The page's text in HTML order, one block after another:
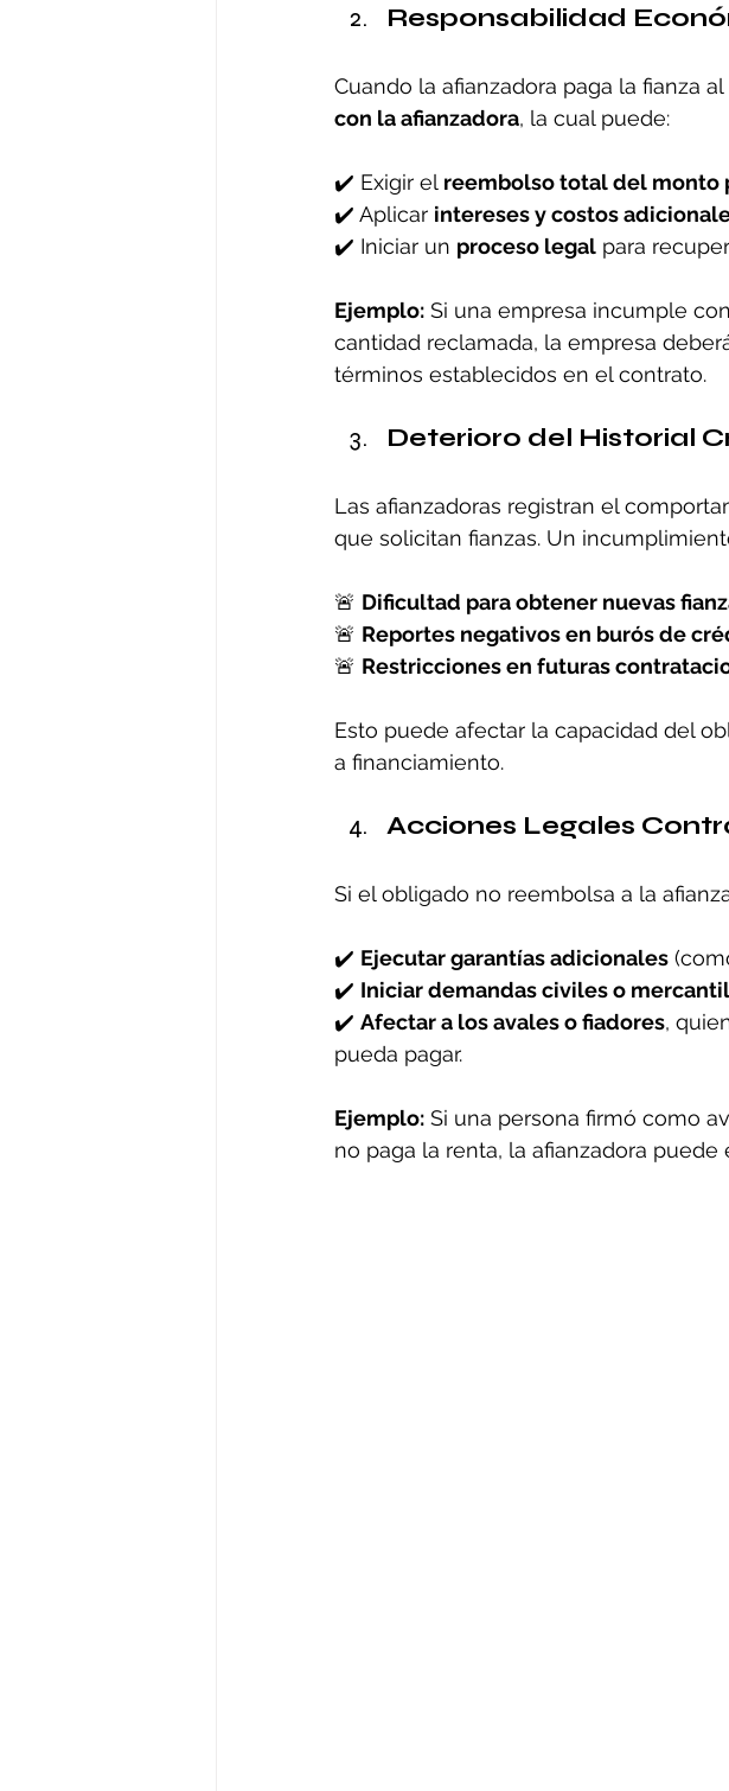
Responsabilidad
Cuando la afianzadora paga la fianza
con la afianzadora, la cual puede:
✔️ Exigir el reembolso total del monto
✔️ Aplicar intereses y costos
✔️ Iniciar un proceso legal para
Ejemplo: Si una empresa incumple
cantidad reclamada, la empresa
términos establecidos en el contrato.
Deterioro del Historial
Las afianzadoras registran el
que solicitan fianzas. Un
🚨 Dificultad para obtener nuevas
🚨 Reportes negativos en burós de
🚨 Restricciones en futuras
Esto puede afectar la capacidad del
a financiamiento.
Acciones Legales
Si el obligado no reembolsa a la
✔️ Ejecutar garantías adicionales
✔️ Iniciar demandas civiles o
✔️ Afectar a los avales o fiadores,
pueda pagar.
Ejemplo: Si una persona firmó como
no paga la renta, la afianzadora puede